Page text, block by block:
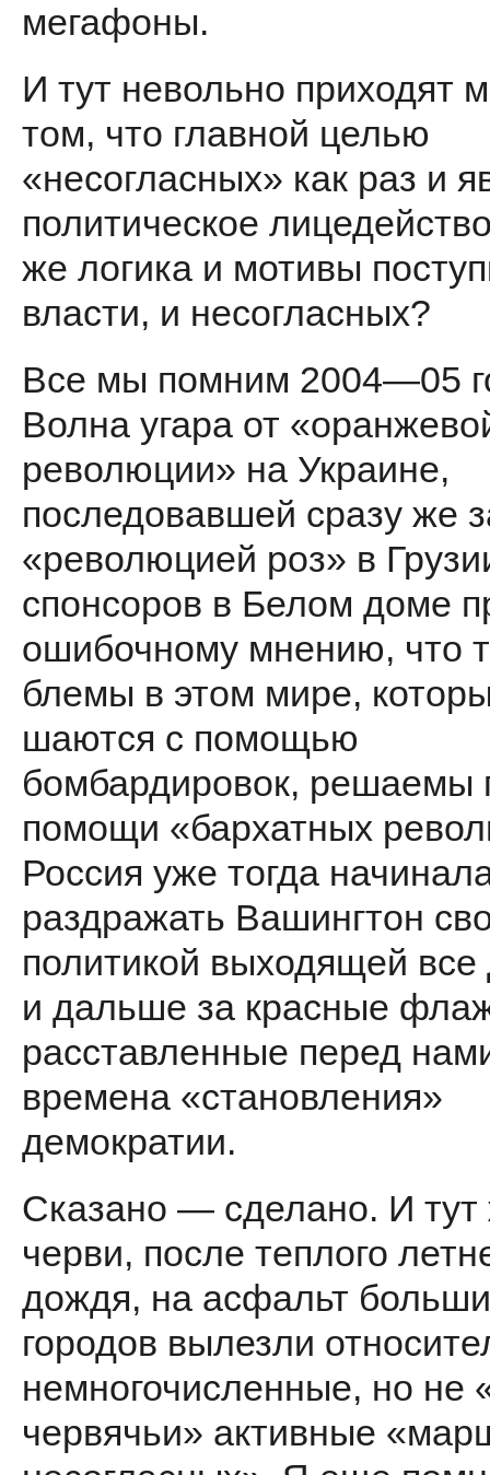
мегафоны.
И тут невольно приходят
том, что главной целью
«несогласных» как раз и
политическое
же логика и мотивы
власти, и несогласных?
Все мы помним 2004—05
Волна угара от
револю­ции» на Украине,
последовавшей сра­зу же
«революцией роз» в
спонсоров в Белом доме
ошибочному мнению, что
блемы в этом мире,
шаются с помощью
бомбардировок, решаемы
помощи «бархатных
Россия уже тогда
раздражать Вашингтон
политикой выходящей
и дальше за красные
расстав­ленные перед
времена «становления»
демократии.
Сказано — сделано. И тут
черви, после теплого
дождя, на асфальт
городов вылезли
немногочисленные, но не
червячьи» активные